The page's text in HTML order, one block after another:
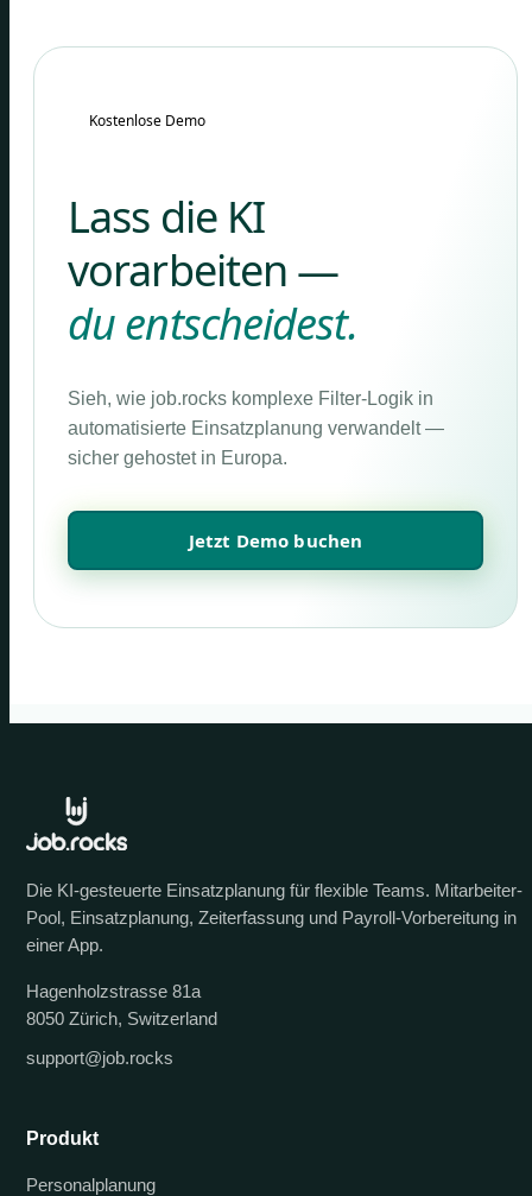
Kostenlose Demo
Lass die KI
vorarbeiten —
du entscheidest.
Sieh, wie job.rocks komplexe Filter-Logik in
automatisierte Einsatzplanung verwandelt —
sicher gehostet in Europa.
Jetzt Demo buchen
Die KI-gesteuerte Einsatzplanung für flexible Teams. Mitarbeiter-
Pool, Einsatzplanung, Zeiterfassung und Payroll-Vorbereitung in
einer App.
Hagenholzstrasse 81a
8050 Zürich, Switzerland
support@job.rocks
Produkt
Personalplanung